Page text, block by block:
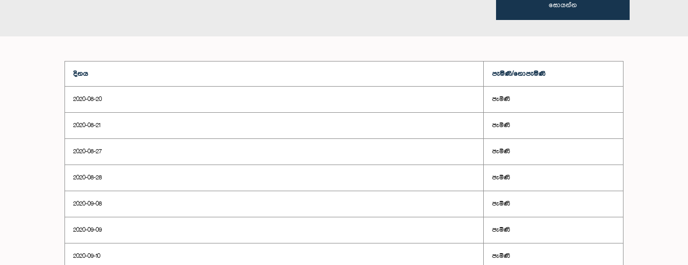
සොයන්න
දිනය පැමිණි/නොපැමිණි
2020-08-20 පැමිණි
2020-08-21 පැමිණි
2020-08-27 පැමිණි
2020-08-28 පැමිණි
2020-09-08 පැමිණි
2020-09-09 පැමිණි
2020-09-10 පැමිණි